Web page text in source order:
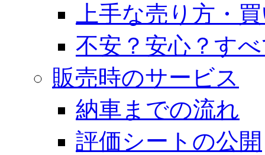
上手な売り方・
不安？安心？す
販売時のサービス
納車までの流れ
評価シートの公開